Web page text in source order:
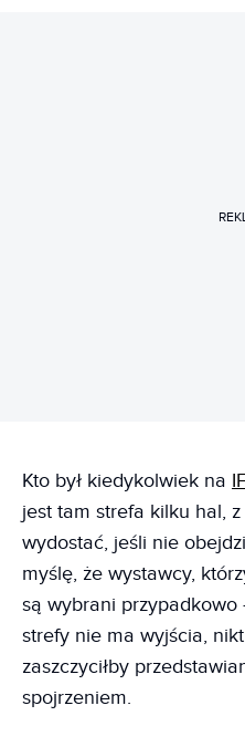
Kto był kiedykolwiek na
jest tam strefa kilku hal,
wydostać, jeśli nie
myślę, że wystawcy,
są wybrani
strefy nie ma wyjścia,
zaszczyciłby
spojrzeniem.